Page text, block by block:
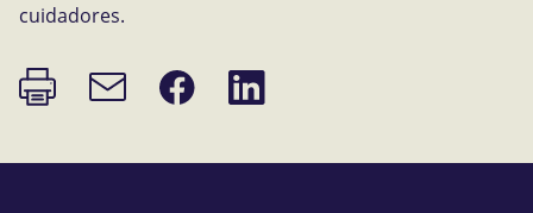
cuidadores.
Imprimir
página
Enlace
de
Compartir
en
Compartir
en